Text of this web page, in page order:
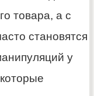
товара, а с
становятся
у